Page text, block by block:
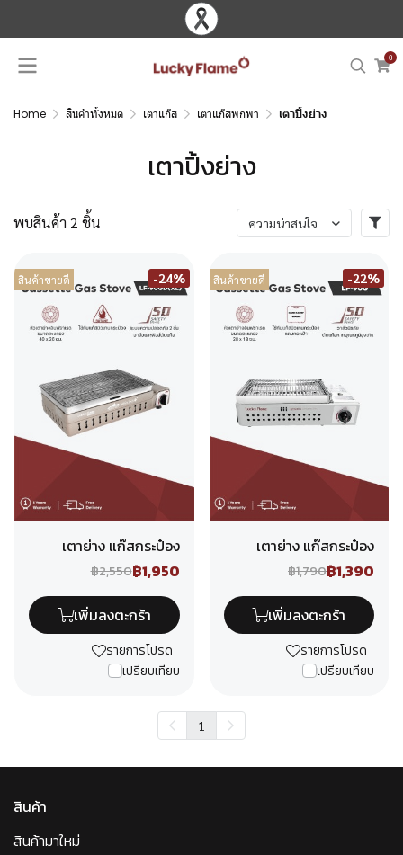
0
Home สินค้าทั้งหมด เตาแก๊ส เตาแก๊สพกพา เตาปิ้งย่าง
เตาปิ้งย่าง
พบสินค้า 2 ชิ้น ความน่าสนใจ
สินค้าขายดี -24%
เตาย่าง แก๊สกระป๋อง
฿2,550฿1,950
เพิ่มลงตะกร้า
รายการโปรด
เปรียบเทียบ
สินค้าขายดี -22%
เตาย่าง แก๊สกระป๋อง
฿1,790฿1,390
เพิ่มลงตะกร้า
รายการโปรด
เปรียบเทียบ
1
สินค้า
สินค้ามาใหม่